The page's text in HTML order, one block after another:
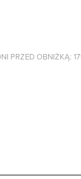
PRZED OBNIŻKĄ: